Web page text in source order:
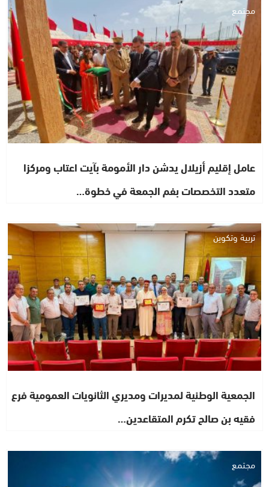
مجتمع
عامل إقليم أزيلال يدشن دار الأمومة بآيت اعتاب ومركزا
متعدد التخصصات بفم الجمعة في خطوة…
تربية وتكوين
الجمعية الوطنية لمديرات ومديري الثانويات العمومية فرع
فقيه بن صالح تكرم المتقاعدين…
مجتمع